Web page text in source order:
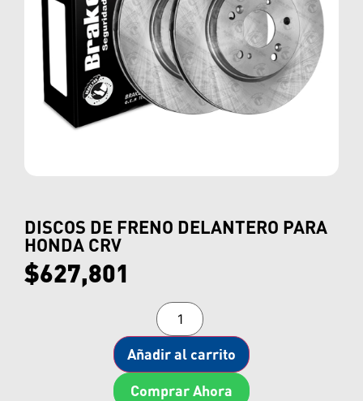
DISCOS DE FRENO DELANTERO PARA
HONDA CRV
$627,801
Añadir al carrito
Comprar Ahora